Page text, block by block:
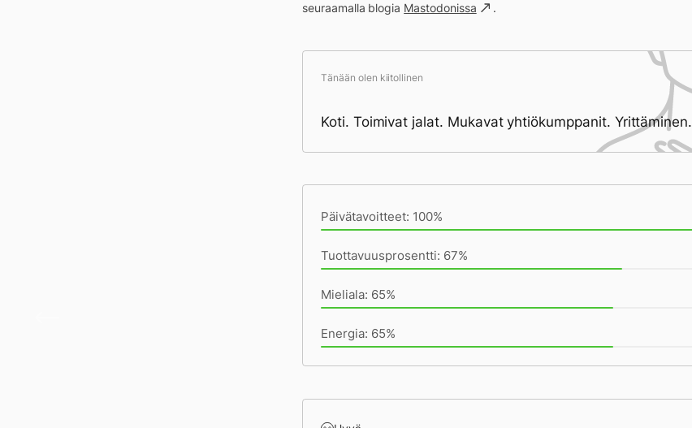
seuraamalla blogia Mastodonissa .
Tänään olen kiitollinen
Koti. Toimivat jalat. Mukavat yhtiökumppanit. Yrittäminen.
Päivätavoitteet: 100%
Tuottavuusprosentti: 67%
Mieliala: 65%
Energia: 65%
Sunnuntai töissä